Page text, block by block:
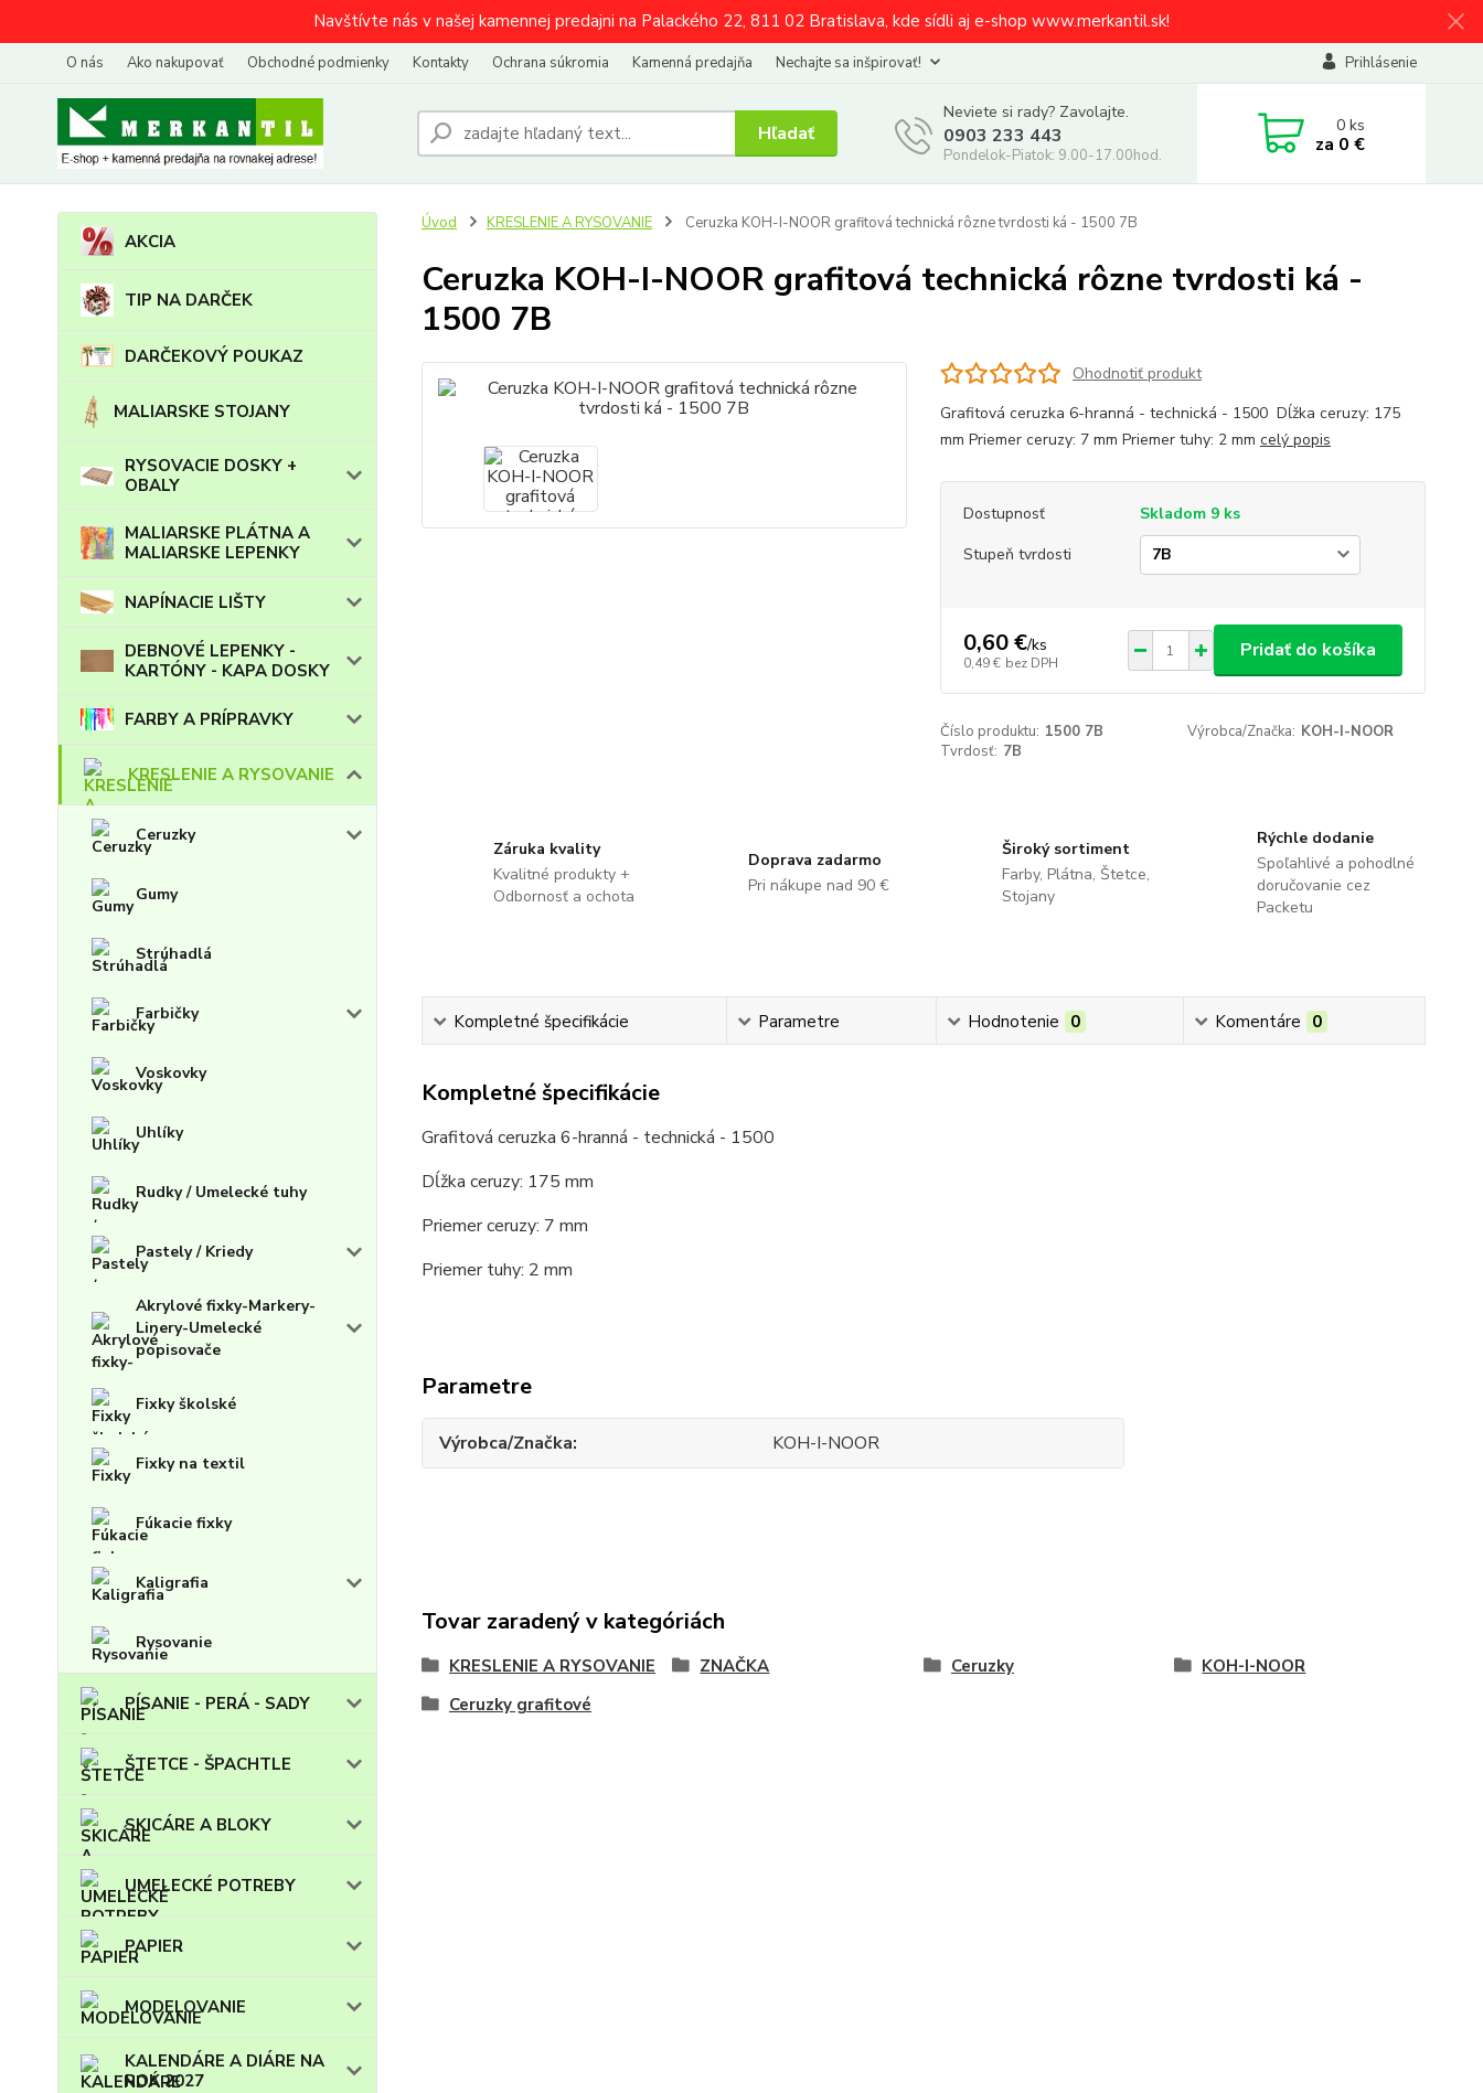
Navštívte nás v našej kamennej predajni na Palackého 22, 811 02 Bratislava, kde sídli aj e-shop www.merkantil.sk!
O nás Ako nakupovať Obchodné podmienky Kontakty Ochrana súkromia Kamenná predajňa Nechajte sa inšpirovať! Prihlásenie
Hľadať
Neviete si rady? Zavolajte.
0903 233 443
Pondelok-Piatok: 9.00-17.00hod.
0ks
za 0 €
AKCIA
TIP NA DARČEK
DARČEKOVÝ POUKAZ
MALIARSKE STOJANY
RYSOVACIE DOSKY +
OBALY
MALIARSKE PLÁTNA A
MALIARSKE LEPENKY
NAPÍNACIE LIŠTY
DEBNOVÉ LEPENKY -
KARTÓNY - KAPA DOSKY
FARBY A PRÍPRAVKY
KRESLENIE A RYSOVANIE
Ceruzky
Gumy
Strúhadlá
Farbičky
Voskovky
Uhlíky
Rudky / Umelecké tuhy
Pastely / Kriedy
Akrylové fixky-Markery-
Linery-Umelecké
popisovače
Fixky školské
Fixky na textil
Fúkacie fixky
Kaligrafia
Rysovanie
PÍSANIE - PERÁ - SADY
ŠTETCE - ŠPACHTLE
SKICÁRE A BLOKY
UMELECKÉ POTREBY
PAPIER
MODELOVANIE
KALENDÁRE A DIÁRE NA
ROK 2027
Úvod KRESLENIE A RYSOVANIE Ceruzka KOH-I-NOOR grafitová technická rôzne tvrdosti ká - 1500 7B
Ceruzka KOH-I-NOOR grafitová technická rôzne tvrdosti ká -
1500 7B
Ohodnotiť produkt
Grafitová ceruzka 6-hranná - technická - 1500 Dĺžka ceruzy: 175
mm Priemer ceruzy: 7 mm Priemer tuhy: 2 mm celý popis
Dostupnosť
Skladom 9 ks
Stupeň tvrdosti
0,60 €/ks
0,49 € bez DPH
Pridať do košíka
Číslo produktu: 1500 7B Výrobca/Značka: KOH-I-NOOR
Tvrdosť: 7B
Záruka kvality
Kvalitné produkty +
Odbornosť a ochota
Doprava zadarmo
Pri nákupe nad 90 €
Široký sortiment
Farby, Plátna, Štetce,
Stojany
Rýchle dodanie
Spoľahlivé a pohodlné
doručovanie cez
Packetu
Kompletné špecifikácie Parametre Hodnotenie 0 Komentáre 0
Kompletné špecifikácie
Grafitová ceruzka 6-hranná - technická - 1500
Dĺžka ceruzy: 175 mm
Priemer ceruzy: 7 mm
Priemer tuhy: 2 mm
Parametre
Výrobca/Značka KOH-I-NOOR
Tovar zaradený v kategóriách
KRESLENIE A RYSOVANIE ZNAČKA Ceruzky
KOH-I-NOOR
Ceruzky grafitové